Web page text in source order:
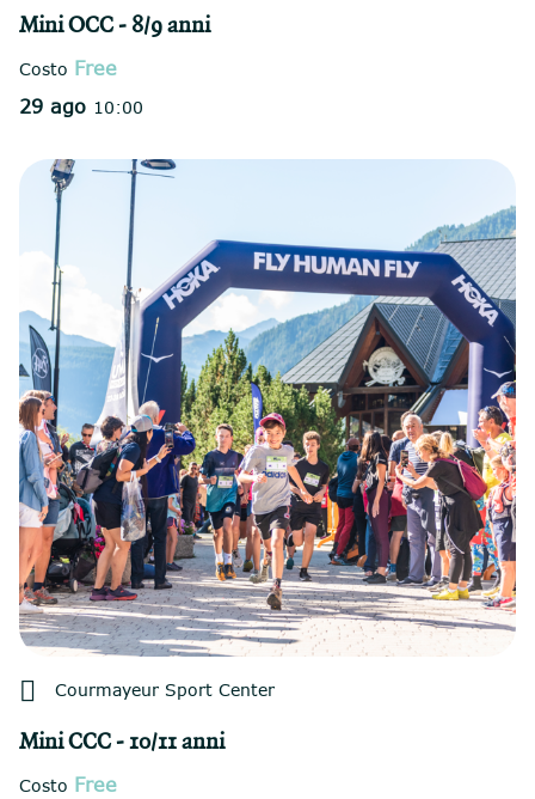
Mini OCC - 8/9 anni
Costo Free
29 ago 10:00
 Courmayeur Sport Center
Mini CCC - 10/11 anni
Costo Free